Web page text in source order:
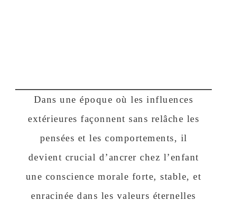
Dans une époque où les influences
extérieures façonnent sans relâche les
pensées et les comportements, il
devient crucial d’ancrer chez l’enfant
une conscience morale forte, stable, et
enracinée dans les valeurs éternelles